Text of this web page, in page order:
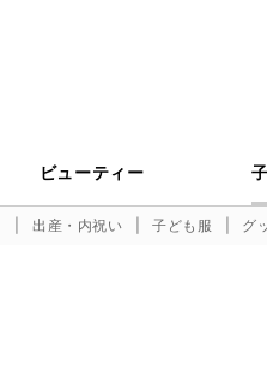
ビューティー
出産・内祝い 子ども服 グ